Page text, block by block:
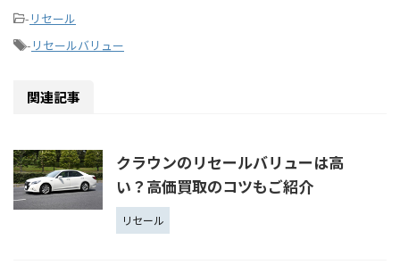
- リセール
- リセールバリュー
関連記事
クラウンのリセールバリューは高
い？高価買取のコツもご紹介
リセール